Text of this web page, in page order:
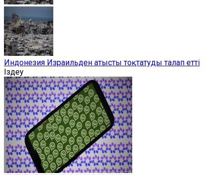
Индонезия Израильден атысты тоқтатуды талап етті
Іздеу